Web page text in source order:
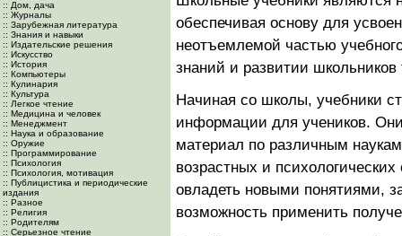
:: Дом, дача
:: Журналы
:: Зарубежная литература
:: Знания и навыки
:: Издательские решения
:: Искусство
:: История
:: Компьютеры
:: Кулинария
:: Культура
:: Легкое чтение
:: Медицина и человек
:: Менеджмент
:: Наука и образование
:: Оружие
:: Программирование
:: Психология
:: Психология, мотивация
:: Публицистика и периодические
издания
:: Разное
:: Религия
:: Родителям
:: Серьезное чтение
обеспечивая основу для
неотъемлемой частью
знаний и развитии школьников
Начиная со школы, учебники
информации для учеников.
материал по различным
возрастных и
овладеть новыми понятиями,
возможность применить